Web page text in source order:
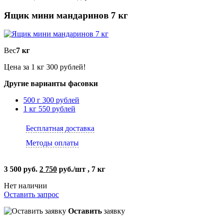
Ящик мини мандаринов 7 кг
Вес7 кг
Цена за 1 кг 300 рублей!
Другие варианты фасовки
500 г 300 рублей
1 кг 550 рублей
Бесплатная доставка
Методы оплаты
3 500 руб. 2 750 руб./шт , 7 кг
Нет наличии
Оставить запрос
Оставить заявку